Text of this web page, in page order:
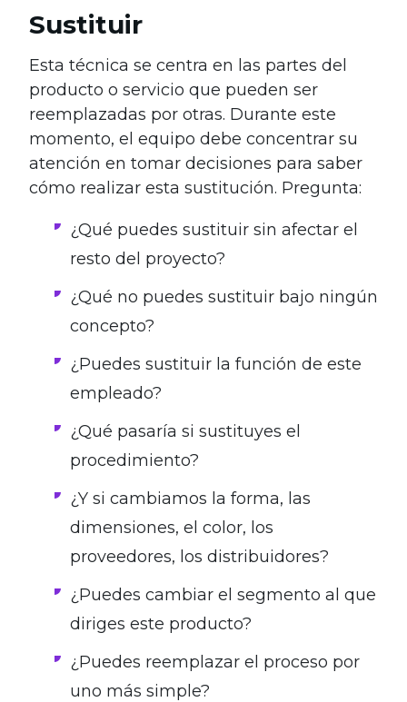
Sustituir
Esta técnica se centra en las partes del
producto o servicio que pueden ser
reemplazadas por otras. Durante este
momento, el equipo debe concentrar su
atención en tomar decisiones para saber
cómo realizar esta sustitución. Pregunta:
¿Qué puedes sustituir sin afectar el
resto del proyecto?
¿Qué no puedes sustituir bajo ningún
concepto?
¿Puedes sustituir la función de este
empleado?
¿Qué pasaría si sustituyes el
procedimiento?
¿Y si cambiamos la forma, las
dimensiones, el color, los
proveedores, los distribuidores?
¿Puedes cambiar el segmento al que
diriges este producto?
¿Puedes reemplazar el proceso por
uno más simple?